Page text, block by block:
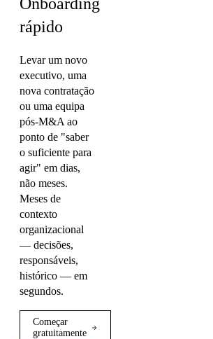
rápido
Levar um novo
executivo, uma
nova contratação
ou uma equipa
pós-M&A ao
ponto de "saber
o suficiente para
agir" em dias,
não meses.
Meses de
contexto
organizacional
— decisões,
responsáveis,
histórico — em
segundos.
Começar
gratuitamente